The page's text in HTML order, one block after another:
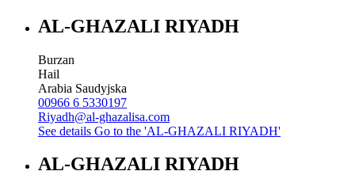
AL-GHAZALI RIYADH
Burzan
Hail
Arabia Saudyjska
00966 6 5330197
Riyadh@al-ghazalisa.com
See details Go to the 'AL-GHAZALI RIYADH'
AL-GHAZALI RIYADH